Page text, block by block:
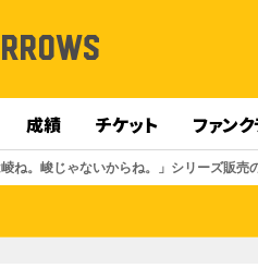
成績 チケット ファン
ね。峻じゃないからね。」シリーズ販売